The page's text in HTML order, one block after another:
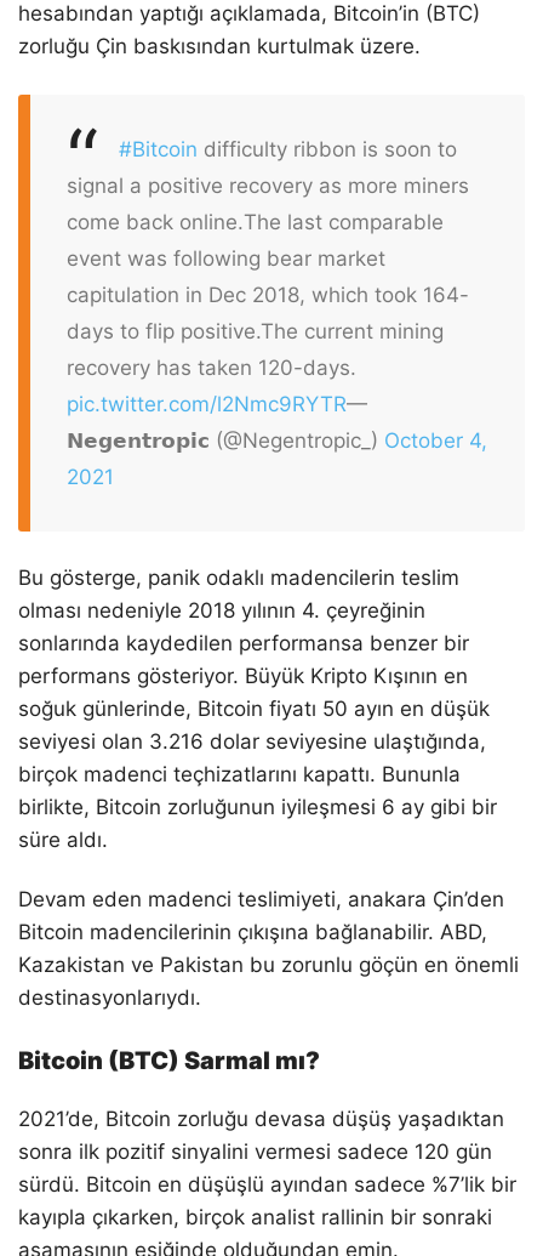
hesabından yaptığı açıklamada, Bitcoin’in (BTC)
zorluğu Çin baskısından kurtulmak üzere.
#Bitcoin difficulty ribbon is soon to
signal a positive recovery as more miners
come back online.The last comparable
event was following bear market
capitulation in Dec 2018, which took 164-
days to flip positive.The current mining
recovery has taken 120-days.
pic.twitter.com/l2Nmc9RYTR—
𝗡𝗲𝗴𝗲𝗻𝘁𝗿𝗼𝗽𝗶𝗰 (@Negentropic_) October 4,
2021
Bu gösterge, panik odaklı madencilerin teslim
olması nedeniyle 2018 yılının 4. çeyreğinin
sonlarında kaydedilen performansa benzer bir
performans gösteriyor. Büyük Kripto Kışının en
soğuk günlerinde, Bitcoin fiyatı 50 ayın en düşük
seviyesi olan 3.216 dolar seviyesine ulaştığında,
birçok madenci teçhizatlarını kapattı. Bununla
birlikte, Bitcoin zorluğunun iyileşmesi 6 ay gibi bir
süre aldı.
Devam eden madenci teslimiyeti, anakara Çin’den
Bitcoin madencilerinin çıkışına bağlanabilir. ABD,
Kazakistan ve Pakistan bu zorunlu göçün en önemli
destinasyonlarıydı.
Bitcoin (BTC) Sarmal mı?
2021’de, Bitcoin zorluğu devasa düşüş yaşadıktan
sonra ilk pozitif sinyalini vermesi sadece 120 gün
sürdü. Bitcoin en düşüşlü ayından sadece %7’lik bir
kayıpla çıkarken, birçok analist rallinin bir sonraki
aşamasının eşiğinde olduğundan emin.